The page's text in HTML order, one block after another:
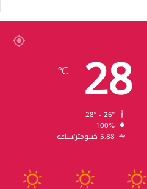
28
℃
100%
5.88 كيلومتر/ساعة